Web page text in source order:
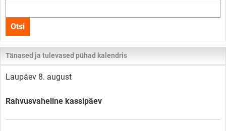
kogu
lehelt
Otsi
Tänased ja tulevased pühad kalendris
Laupäev 8. august
Rahvusvaheline kassipäev